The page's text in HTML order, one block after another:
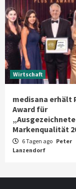
Wirtschaft
medisana erhält
Award für
„Ausgezeichnete
Markenqualität
6 Tagen ago Peter
Lanzendorf